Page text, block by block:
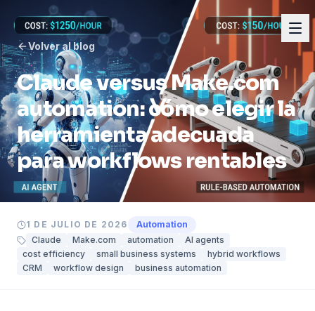
Volver al blog
Claude versus Make.com
automation: cómo elegir la
herramienta adecuada
para workflows rentables
1 DE JULIO DE 2026
Automation
Claude
Make.com automation
AI agents
cost efficiency
small business systems
hybrid workflows
CRM
workflow design business automation